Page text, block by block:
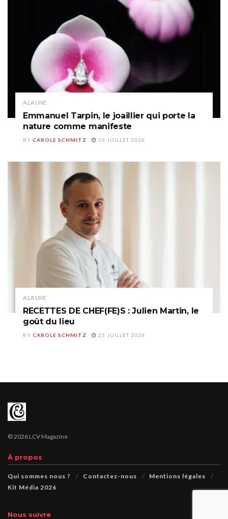
A LA UNE
Emmanuel Tarpin, le joaillier qui porte la
nature comme manifeste
BY CAROLE SCHMITZ 26 JUILLET 2026
A LA UNE
RECETTES DE CHEF(FE)S : Julien Martin, le
goût du lieu
BY CAROLE SCHMITZ 25 JUILLET 2026
© 2026 LCV Magazine
À propos
Qui sommes nous ? Contactez-nous
Mentions légales
Kit Média 2026
Nous suivre